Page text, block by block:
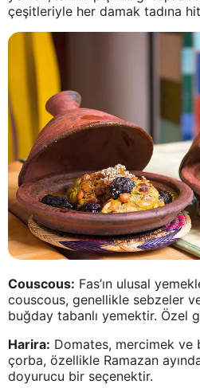
çeşitleriyle her damak tadına
Couscous: Fas’ın ulusal
couscous, genellikle sebzeler
buğday tabanlı yemektir. Özel
Harira: Domates, mercimek ve
çorba, özellikle Ramazan
doyurucu bir seçenektir.